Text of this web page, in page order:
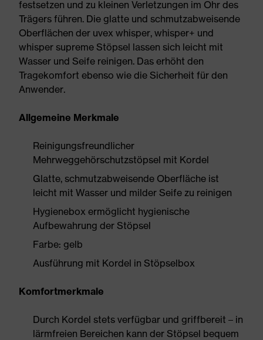
festsetzen und zu kleinen Verletzungen im Ohr des
Trägers führen. Die glatte und schmutzabweisende
Oberflächen der uvex whisper, whisper+ und
whisper supreme Stöpsel lassen sich leicht mit
Wasser und Seife reinigen. Das erhöht den
Tragekomfort ebenso wie die Sicherheit für den
Anwender.
Allgemeine Merkmale
Reinigungsfreundlicher
Mehrweggehörschutzstöpsel mit Kordel
Glatte, schmutzabweisende Oberfläche ist
leicht mit Wasser und milder Seife zu reinigen
Hygienebox ermöglicht hygienische
Aufbewahrung der Stöpsel
Farbe: gelb
Ausführung mit Kordel in Stöpselbox
Komfortmerkmale
Durch Kordel stets verfügbar und griffbereit – in
lärmfreien Bereichen kann der Stöpsel bequem